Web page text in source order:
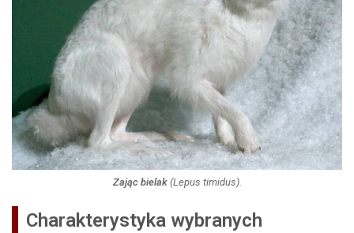
Zając bielak (Lepus timidus).
Charakterystyka wybranych